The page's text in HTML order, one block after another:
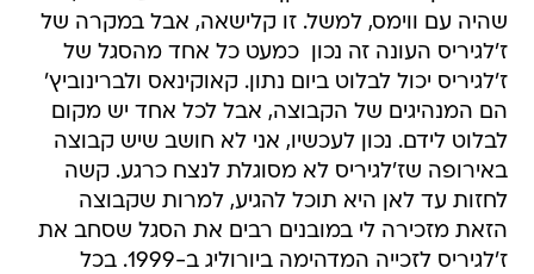
שהיה עם ווימס, למשל. זו קלישאה, אבל במקרה של
ז'לגיריס העונה זה נכון  כמעט כל אחד מהסגל של
ז'לגיריס יכול לבלוט ביום נתון. קאוקינאס ולברינוביץ'
הם המנהיגים של הקבוצה, אבל לכל אחד יש מקום
לבלוט לידם. נכון לעכשיו, אני לא חושב שיש קבוצה
באירופה שז'לגיריס לא מסוגלת לנצח כרגע. קשה
לחזות עד לאן היא תוכל להגיע, למרות שקבוצה
הזאת מזכירה לי במובנים רבים את הסגל שסחב את
ז'לגיריס לזכייה המדהימה ביורוליג ב-1999. בכל